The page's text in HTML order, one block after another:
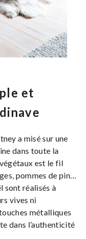
et
a misé sur une
dans toute la
est le fil
pommes de pin…
sont réalisés à
vives ni
métalliques
dans l’authenticité